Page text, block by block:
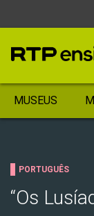
MUSEUS
PORTUGUÊS
“Os